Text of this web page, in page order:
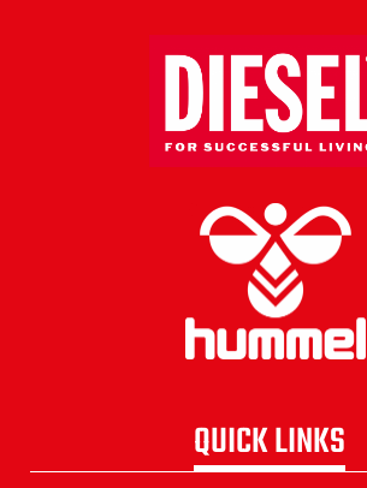
QUICK LINKS